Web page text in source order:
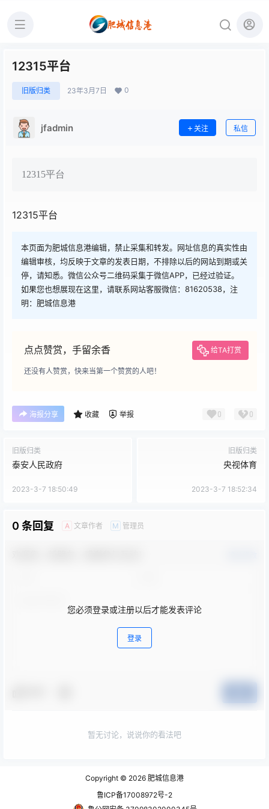
12315平台
旧版归类 23年3月7日 0
jfadmin 关注 私信
12315平台
12315平台
本页面为肥城信息港编辑，禁止采集和转发。网址信息的真实性由
编辑审核，均反映于文章的发表日期，不排除以后的网站到期或关
停，请知悉。微信公众号二维码采集于微信APP，已经过验证。
如果您也想展现在这里，请联系网站客服微信：81620538，注
明：肥城信息港
点点赞赏，手留余香 给TA打赏
还没有人赞赏，快来当第一个赞赏的人吧！
海报分享 收藏 举报 0 0
旧版归类
泰安人民政府
2023-3-7 18:50:49
旧版归类
央视体育
2023-3-7 18:52:34
0 条回复 A 文章作者 M 管理员
您必须登录或注册以后才能发表评论
登录
暂无讨论，说说你的看法吧
Copyright © 2026 肥城信息港
鲁ICP备17008972号-2